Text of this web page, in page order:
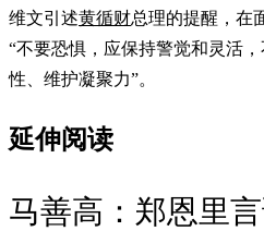
维文引述黄循财总理的提醒，在
“不要恐惧，应保持警觉和灵活
性、维护凝聚力”。
延伸阅读
马善高：郑恩里